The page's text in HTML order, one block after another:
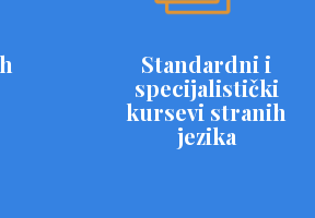
Standardni i
specijalistički
kursevi stranih
jezika